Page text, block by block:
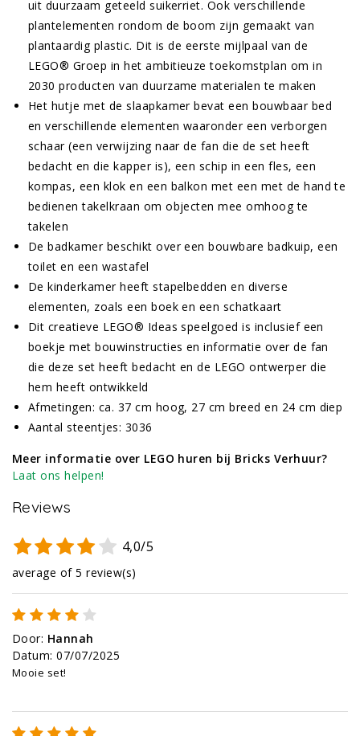
uit duurzaam geteeld suikerriet. Ook verschillende
plantelementen rondom de boom zijn gemaakt van
plantaardig plastic. Dit is de eerste mijlpaal van de
LEGO® Groep in het ambitieuze toekomstplan om in
2030 producten van duurzame materialen te maken
Het hutje met de slaapkamer bevat een bouwbaar bed
en verschillende elementen waaronder een verborgen
schaar (een verwijzing naar de fan die de set heeft
bedacht en die kapper is), een schip in een fles, een
kompas, een klok en een balkon met een met de hand te
bedienen takelkraan om objecten mee omhoog te
takelen
De badkamer beschikt over een bouwbare badkuip, een
toilet en een wastafel
De kinderkamer heeft stapelbedden en diverse
elementen, zoals een boek en een schatkaart
Dit creatieve LEGO® Ideas speelgoed is inclusief een
boekje met bouwinstructies en informatie over de fan
die deze set heeft bedacht en de LEGO ontwerper die
hem heeft ontwikkeld
Afmetingen: ca. 37 cm hoog, 27 cm breed en 24 cm diep
Aantal steentjes: 3036
Meer informatie over LEGO huren bij Bricks Verhuur?
Laat ons helpen!
Reviews
4,0/5
average of 5 review(s)
Door: Hannah
Datum:07/07/2025
Mooie set!